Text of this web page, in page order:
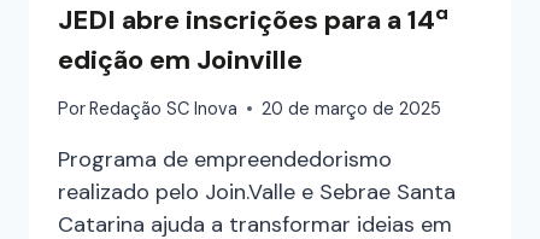
JEDI abre inscrições para a 14ª
edição em Joinville
PorRedação SC Inova 20 de março de 2025
Programa de empreendedorismo
realizado pelo Join.Valle e Sebrae Santa
Catarina ajuda a transformar ideias em